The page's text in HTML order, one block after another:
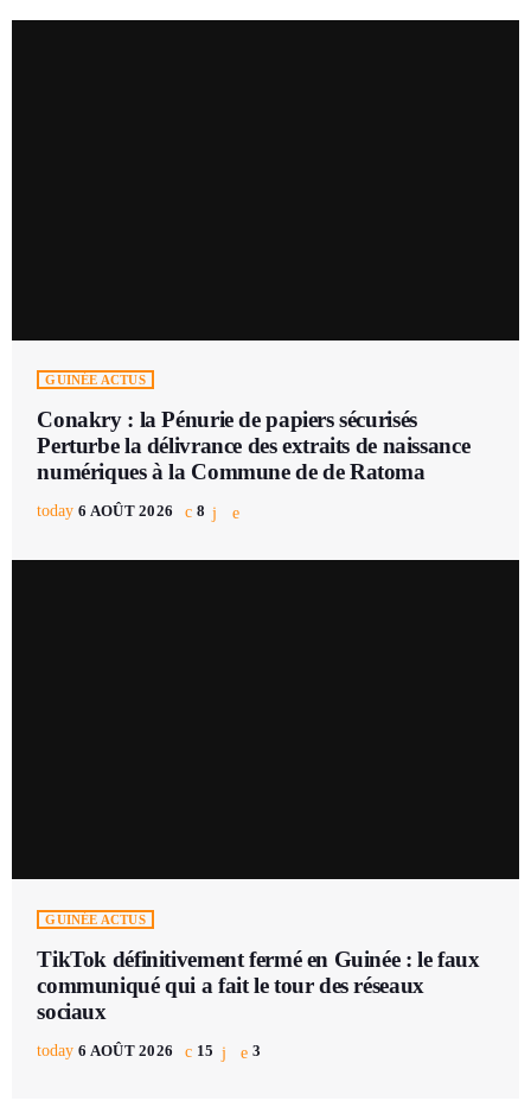
GUINÉE ACTUS
Conakry : la Pénurie de papiers sécurisés
Perturbe la délivrance des extraits de naissance
numériques à la Commune de de Ratoma
today 6 AOÛT 2026 8
GUINÉE ACTUS
TikTok définitivement fermé en Guinée : le faux
communiqué qui a fait le tour des réseaux
sociaux
today 6 AOÛT 2026 15 3